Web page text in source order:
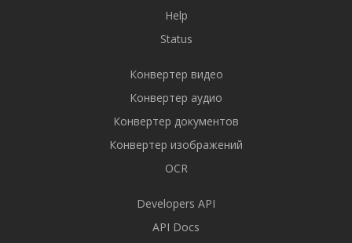
Help
Status
Конвертер видео
Конвертер аудио
Конвертер документов
Конвертер изображений
OCR
Developers API
API Docs